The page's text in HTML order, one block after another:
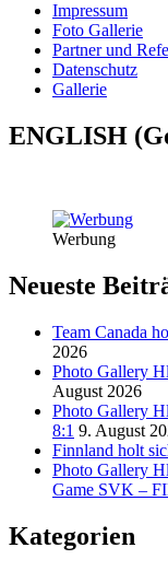
Impressum
Foto Gallerie
Partner und
Datenschutz
Gallerie
ENGLISH
Werbung
Neueste
Team Canada
2026
Photo Gallery
August 2026
Photo Gallery
8:1 9. August
Finnland holt
Photo Gallery
Game SVK –
Kategorien